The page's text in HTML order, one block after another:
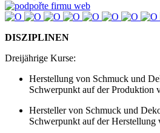
web
DISZIPLINEN
Dreijährige Kurse:
Herstellung von Schmuck und
Schwerpunkt auf der Produktion
Hersteller von Schmuck und
Schwerpunkt auf der Herstellung